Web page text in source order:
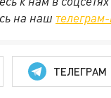
на наш
ТЕЛЕГРАМ